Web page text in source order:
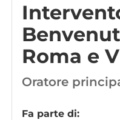
Roma e
Oratore
Fa parte di: